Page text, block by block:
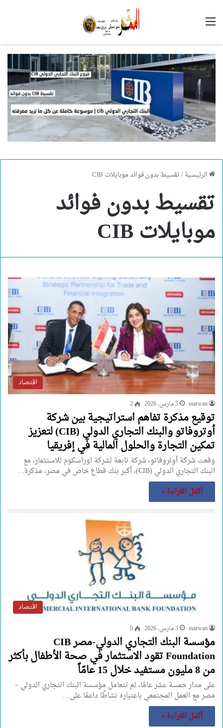
القائمة
الرئيسية/تقسيط بدون فوائد موبايلات CIB
تقسيط بدون فوائد
موبايلات CIB
اقتصاد
marwan 5 مارس، 2026 2
توقيع مذكرة تفاهم استراتيجية بين شركة
أوتروفاتو والبنك التجاري الدولي (CIB) لتعزيز
تمكين التجارة والحلول المالية في إفريقيا
وقعت شركة أوتروفاتو، شركة تابعة لشركة اوراسكوم للاستثمار، مع
البنك التجاري الدولي (CIB)، أكبر بنك قطاع خاص في مصر، مذكرة…
أكمل القراءة »
اقتصاد
marwan 3 مارس، 2026 0
مؤسسة البنك التجاري الدولي-مصر CIB
Foundation تقود الاستثمار في صحة الأطفال بأكثر
من 8 مليون مستفيد خلال 15 عامًاً
على مدار خمسة عشر عامًا، لم تتعامل مؤسسة البنك التجاري الدولي –
مصر مع العمل المجتمعي باعتباره نشاطًا داعمًا على…
أكمل القراءة »